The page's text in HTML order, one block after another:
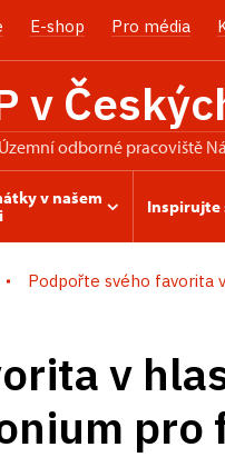
E-shop Pro média
v
územní odborné pracoviště
v našem
Inspirujte
Podpořte svého favorita
v